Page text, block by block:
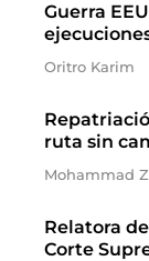
Guerra
Oritro Karim
ruta sin
Mohammad
Relatora
Corte